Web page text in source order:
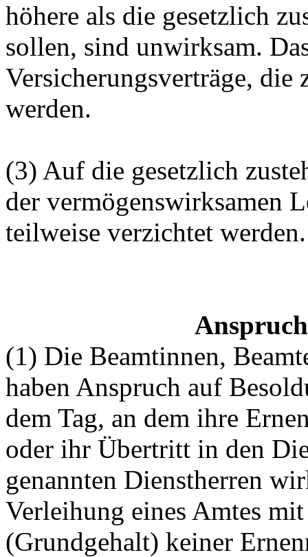
höhere als die gesetzlich
sollen, sind unwirksam.
Versicherungsverträge, die
werden.
(3) Auf die gesetzlich
der vermögenswirksamen
teilweise verzichtet werden.
(1) Die Beamtinnen,
haben Anspruch auf
dem Tag, an dem ihre
oder ihr Übertritt in den
genannten Dienstherren
Verleihung eines Amtes
(Grundgehalt) keiner